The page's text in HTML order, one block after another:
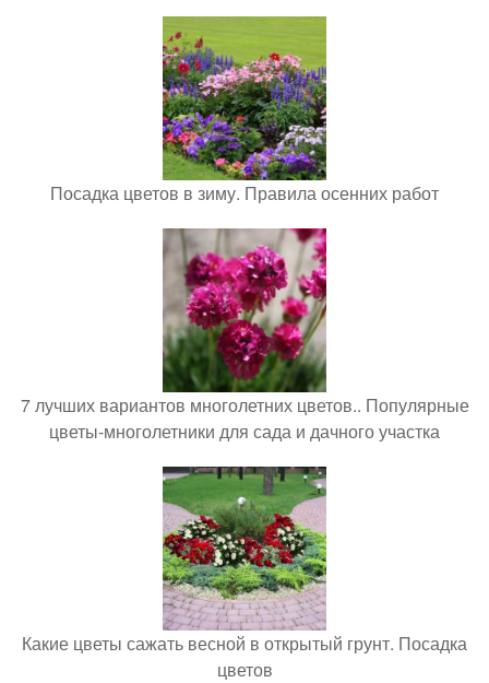
Посадка цветов в зиму. Правила осенних работ
7 лучших вариантов многолетних цветов.. Популярные
цветы-многолетники для сада и дачного участка
Какие цветы сажать весной в открытый грунт. Посадка
цветов